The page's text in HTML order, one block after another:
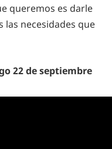
queremos es darle
las necesidades que
22 de septiembre